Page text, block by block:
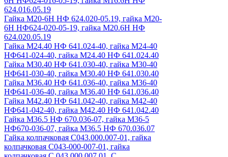
624.016.05.19
Гайка М20-6Н НФ 624.020-05.19, гайка М20-
6Н НФ624-020-05-19, гайка М20.6Н НФ
624.020.05.19
Гайка М24.40 НФ 641.024-40, гайка М24-40
НФ641-024-40, гайка М24.40 НФ 641.024.40
Гайка М30.40 НФ 641.030-40, гайка М30-40
НФ641-030-40, гайка М30.40 НФ 641.030.40
Гайка М36.40 НФ 641.036-40, гайка М36-40
НФ641-036-40, гайка М36.40 НФ 641.036.40
Гайка М42.40 НФ 641.042-40, гайка М42-40
НФ641-042-40, гайка М42.40 НФ 641.042.40
Гайка М36.5 НФ 670.036-07, гайка М36-5
НФ670-036-07, гайка М36.5 НФ 670.036.07
Гайка колпачковая С043.000.007-01, гайка
колпачковая С043-000-007-01, гайка